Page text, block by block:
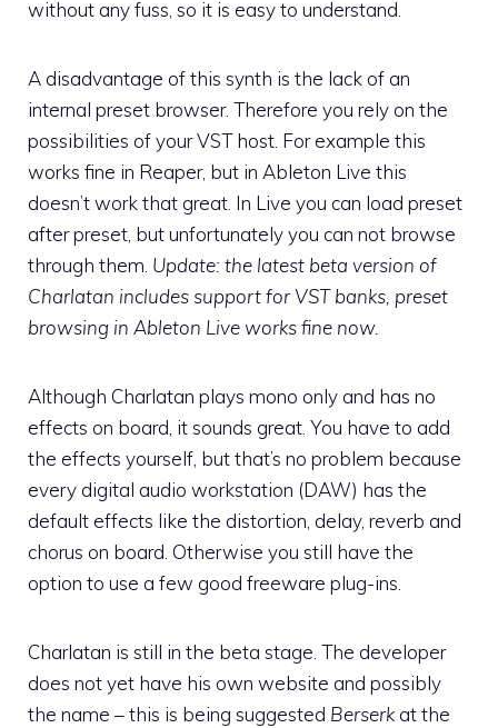
without any fuss, so it is easy to understand.
A disadvantage of this synth is the lack of an
internal preset browser. Therefore you rely on the
possibilities of your VST host. For example this
works fine in Reaper, but in Ableton Live this
doesn’t work that great. In Live you can load preset
after preset, but unfortunately you can not browse
through them. Update: the latest beta version of
Charlatan includes support for VST banks, preset
browsing in Ableton Live works fine now.
Although Charlatan plays mono only and has no
effects on board, it sounds great. You have to add
the effects yourself, but that’s no problem because
every digital audio workstation (DAW) has the
default effects like the distortion, delay, reverb and
chorus on board. Otherwise you still have the
option to use a few good freeware plug-ins.
Charlatan is still in the beta stage. The developer
does not yet have his own website and possibly
the name – this is being suggested Berserkat the